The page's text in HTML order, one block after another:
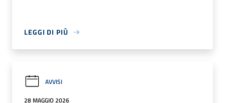
LEGGI DI PIÙ
AVVISI
28 MAGGIO 2026